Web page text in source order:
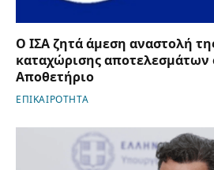
Ο ΙΣΑ ζητά άμεση αναστολή
καταχώρισης
Αποθετήριο
ΕΠΙΚΑΙΡΟΤΗΤΑ